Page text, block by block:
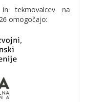
in tekmovalcev na
omogočajo: